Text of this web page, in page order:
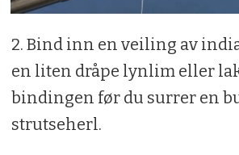
2. Bind inn en veiling av
en liten dråpe lynlim eller
bindingen før du surrer en
strutseherl.